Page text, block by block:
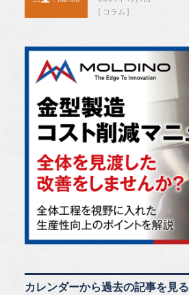
コラム
カレンダーから過去の記事を見る